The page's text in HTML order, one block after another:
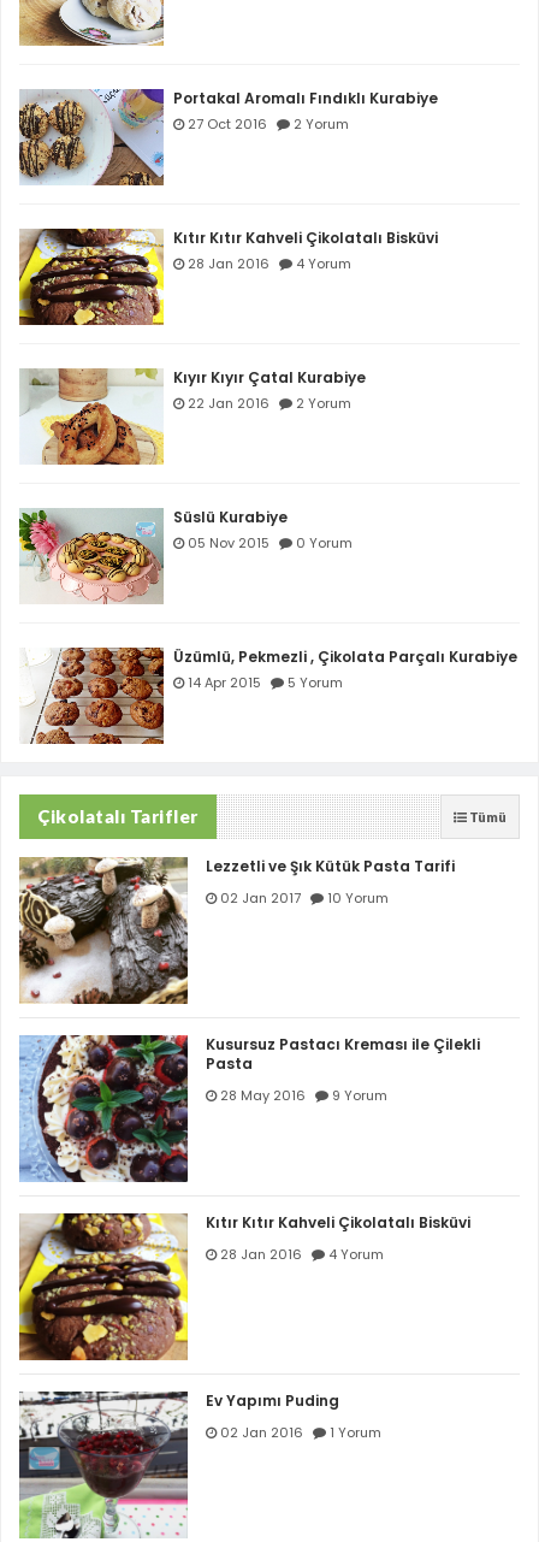
Portakal Aromalı Fındıklı Kurabiye
27 Oct 2016 2 Yorum
Kıtır Kıtır Kahveli Çikolatalı Bisküvi
28 Jan 2016 4 Yorum
Kıyır Kıyır Çatal Kurabiye
22 Jan 2016 2 Yorum
Süslü Kurabiye
05 Nov 2015 0 Yorum
Üzümlü, Pekmezli , Çikolata Parçalı Kurabiye
14 Apr 2015 5 Yorum
Çikolatalı Tarifler Tümü
Lezzetli ve Şık Kütük Pasta Tarifi
02 Jan 2017 10 Yorum
Kusursuz Pastacı Kreması ile Çilekli
Pasta
28 May 2016 9 Yorum
Kıtır Kıtır Kahveli Çikolatalı Bisküvi
28 Jan 2016 4 Yorum
Ev Yapımı Puding
02 Jan 2016 1 Yorum